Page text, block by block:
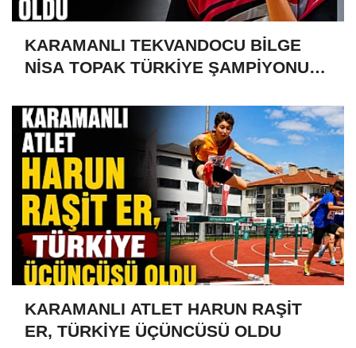
KARAMANLI TEKVANDOCU BİLGE
NİSA TOPAK TÜRKİYE ŞAMPİYONU
KARAMANLI ATLET HARUN RAŞİT
ER, TÜRKİYE ÜÇÜNCÜSÜ OLDU